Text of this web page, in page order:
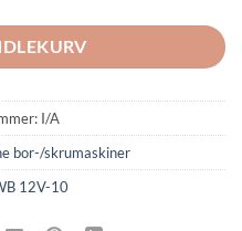
I/A
bor-/skrumaskiner
12V-10